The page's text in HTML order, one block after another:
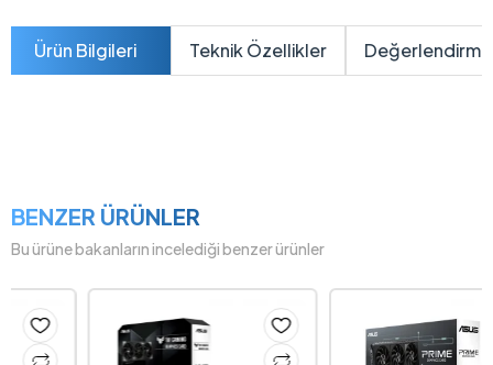
Ürün Bilgileri Teknik Özellikler
BENZER ÜRÜNLER
Bu ürüne bakanların incelediği benzer ürünler